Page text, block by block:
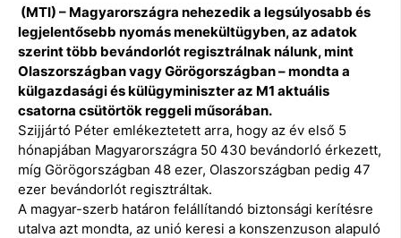
(MTI) – Magyarországra nehezedik a legsúlyosabb és
legjelentősebb nyomás menekültügyben, az adatok
szerint több bevándorlót regisztrálnak nálunk, mint
Olaszországban vagy Görögországban – mondta a
külgazdasági és külügyminiszter az M1 aktuális
csatorna csütörtök reggeli műsorában.
Szijjártó Péter emlékeztetett arra, hogy az év első 5
hónapjában Magyarországra 50 430 bevándorló érkezett,
míg Görögországban 48 ezer, Olaszországban pedig 47
ezer bevándorlót regisztráltak.
A magyar-szerb határon felállítandó biztonsági kerítésre
utalva azt mondta, az unió keresi a konszenzuson alapuló